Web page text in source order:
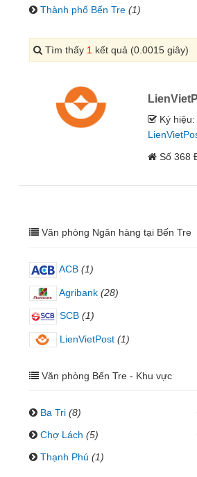
Thành phố Bến Tre (1)
Tìm thấy 1 kết quả (0.0015 giây)
Ký hiệu:
Số 368
Văn phòng Ngân hàng tại Bến Tre
ACB (1)
Agribank (28)
SCB (1)
LienVietPost (1)
Văn phòng Bến Tre - Khu vực
Ba Tri (8)
Chợ Lách (5)
Thạnh Phú (1)